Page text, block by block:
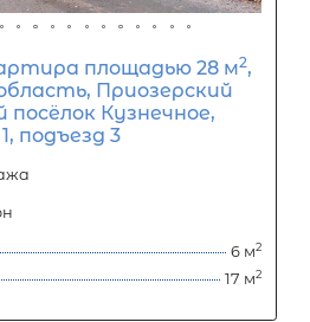
квартира площадью
область, Кириши,
37
продажа